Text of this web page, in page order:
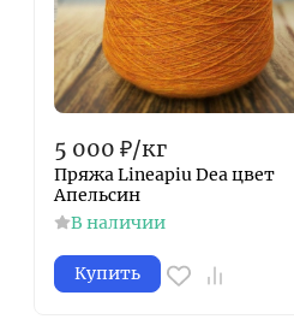
5 000 ₽/кг
Пряжа Lineapiu Dea цвет
Апельсин
В наличии
Купить